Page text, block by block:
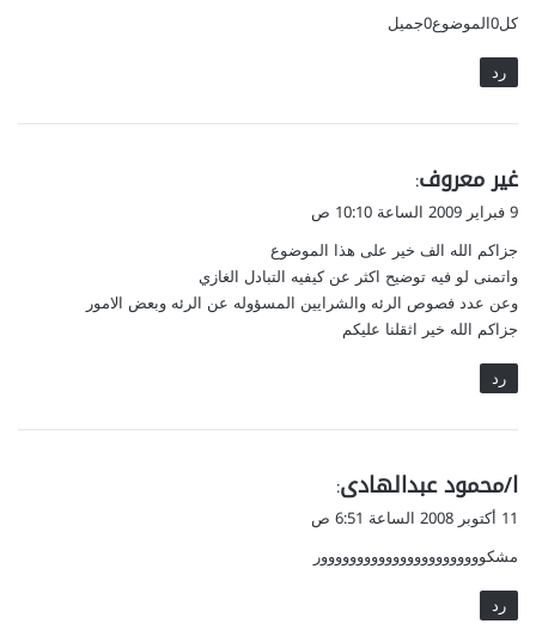
ل
كل0الموضوع0جميل
رد
ي
ق
ل
غير معروف:
9 فبراير 2009 الساعة 10:10 ص
جزاكم الله الف خير على هذا الموضوع
واتمنى لو فيه توضيح اكثر عن كيفيه التبادل الغازي
وعن عدد فصوص الرئه والشرايين المسؤوله عن الرئه وبعض الامور
جزاكم الله خير اثقلنا عليكم
رد
ي
ق
ل
ا/محمود عبدالهادى:
11 أكتوبر 2008 الساعة 6:51 ص
مشكووووووووووووووووووووووور
رد